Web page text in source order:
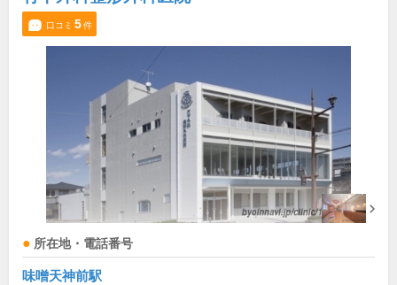
口コミ 5件
所在地・電話番号
味噌天神前駅